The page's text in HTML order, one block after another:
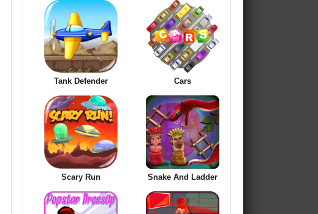
Tank Defender Cars
Scary Run Snake And Ladder